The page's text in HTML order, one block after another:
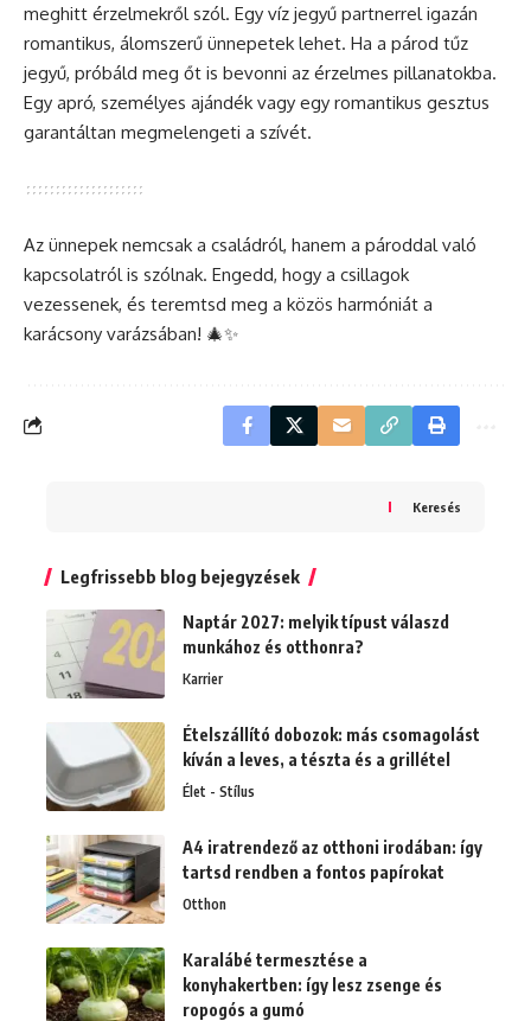
meghitt érzelmekről szól. Egy víz jegyű partnerrel igazán
romantikus, álomszerű ünnepetek lehet. Ha a párod tűz
jegyű, próbáld meg őt is bevonni az érzelmes pillanatokba.
Egy apró, személyes ajándék vagy egy romantikus gesztus
garantáltan megmelengeti a szívét.
Az ünnepek nemcsak a családról, hanem a pároddal való
kapcsolatról is szólnak. Engedd, hogy a csillagok
vezessenek, és teremtsd meg a közös harmóniát a
karácsony varázsában! 🎄✨
Keresés
Legfrissebb blog bejegyzések
Naptár 2027: melyik típust válaszd
munkához és otthonra?
Karrier
Ételszállító dobozok: más csomagolást
kíván a leves, a tészta és a grillétel
Élet - Stílus
A4 iratrendező az otthoni irodában: így
tartsd rendben a fontos papírokat
Otthon
Karalábé termesztése a
konyhakertben: így lesz zsenge és
ropogós a gumó